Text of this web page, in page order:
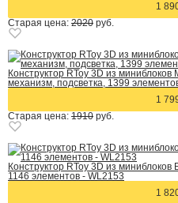
1
Старая цена: 2020 руб.
Конструктор RToy 3D из
механизм, подсветка, 1399
1
Старая цена: 1910 руб.
Конструктор RToy 3D из
1146 элементов - WL2153
1